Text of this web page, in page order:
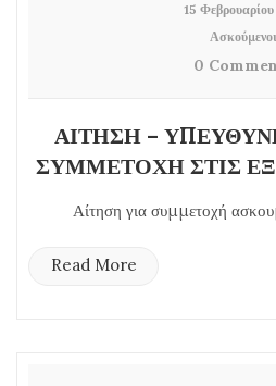
15
Ασκούμενοι
0
ΑΙΤΗΣΗ –
ΣΥΜΜΕΤΟΧΗ ΣΤΙΣ
Αίτηση για συμμετοχή
Read More